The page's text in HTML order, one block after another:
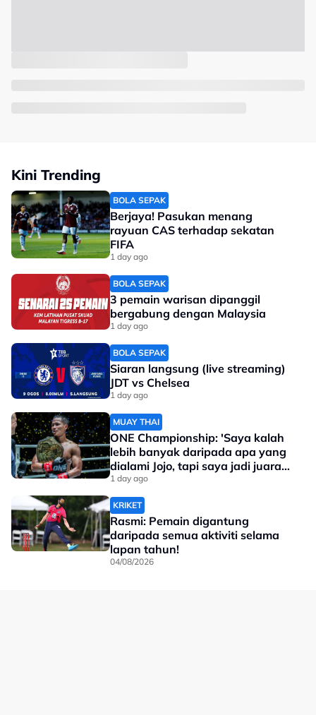
Kini Trending
BOLA SEPAK
Berjaya! Pasukan menang
rayuan CAS terhadap sekatan
FIFA
1 day ago
BOLA SEPAK
3 pemain warisan dipanggil
bergabung dengan Malaysia
1 day ago
BOLA SEPAK
Siaran langsung (live streaming)
JDT vs Chelsea
1 day ago
MUAY THAI
ONE Championship: 'Saya kalah
lebih banyak daripada apa yang
dialami Jojo, tapi saya jadi juara
dunia'
1 day ago
KRIKET
Rasmi: Pemain digantung
daripada semua aktiviti selama
lapan tahun!
04/08/2026